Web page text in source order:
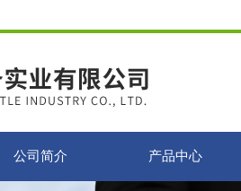
公司简介 产品中心